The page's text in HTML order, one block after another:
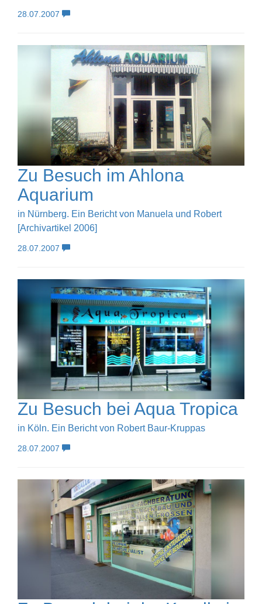
28.07.2007
Zu Besuch im Ahlona
Aquarium
in Nürnberg. Ein Bericht von Manuela und Robert
[Archivartikel 2006]
28.07.2007
Zu Besuch bei Aqua Tropica
in Köln. Ein Bericht von Robert Baur-Kruppas
28.07.2007